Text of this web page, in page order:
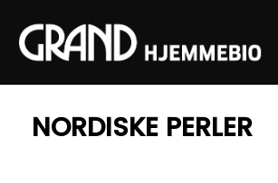
Accessibility Links
NORDISKE PERLER